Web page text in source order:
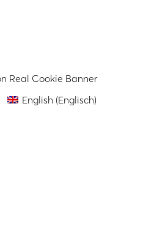
Real Cookie Banner
English (Englisch)